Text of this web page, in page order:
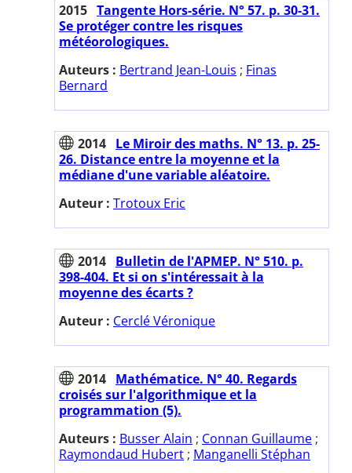
2015 Tangente Hors-série. N° 57. p. 30-31.
Se protéger contre les risques
météorologiques.
Auteurs : Bertrand Jean-Louis ; Finas
Bernard
2014 Le Miroir des maths. N° 13. p. 25-
26. Distance entre la moyenne et la
médiane d'une variable aléatoire.
Auteur : Trotoux Eric
2014 Bulletin de l'APMEP. N° 510. p.
398-404. Et si on s'intéressait à la
moyenne des écarts ?
Auteur : Cerclé Véronique
2014 Mathématice. N° 40. Regards
croisés sur l'algorithmique et la
programmation (5).
Auteurs : Busser Alain ; Connan Guillaume ;
Raymondaud Hubert ; Manganelli Stéphan